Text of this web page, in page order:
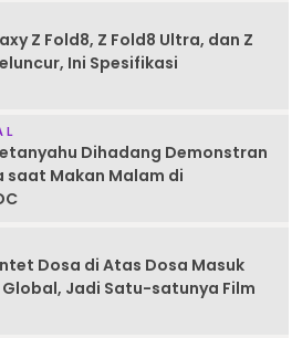
Z Fold8, Z Fold8 Ultra, dan Z
Ini Spesifikasi
Dihadang Demonstran
saat Makan Malam di
Dosa di Atas Dosa Masuk
Global, Jadi Satu-satunya Film